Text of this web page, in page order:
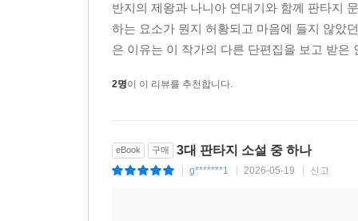
반지의 제왕과 나니아 연대기와 함께 판타지
하는 요소가 뭔지 허황되고 마음에 들지 않았
은 이유는 이 작가의 다른 단편집을 보고 받
2명이 이 리뷰를 추천합니다.
eBook 구매 3대 판타지 소설 중 하나
g*******1 2026-05-19 신고